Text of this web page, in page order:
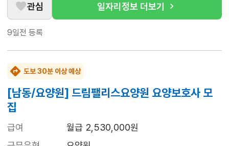
관심 일자리정보 더보기
9일전 등록
도보 30분 이상 예상
[남동/요양원] 드림팰리스요양원 요양보호사 모
집
급여
월급 2,530,000원